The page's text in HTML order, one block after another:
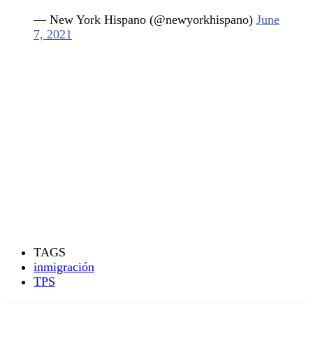
— New York Hispano (@newyorkhispano) June
7, 2021
TAGS
inmigración
TPS